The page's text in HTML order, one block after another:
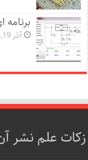
آذر 19, 1392
زکات علم نشر